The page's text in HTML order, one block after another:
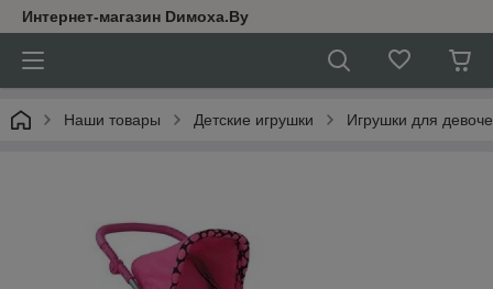
Интернет-магазин Dимoхa.By
Наши товары Детские игрушки Игрушки для